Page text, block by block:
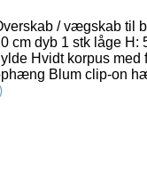
/ vægskab til
cm dyb 1 stk låge H:
Hvidt korpus
Blum clip-on